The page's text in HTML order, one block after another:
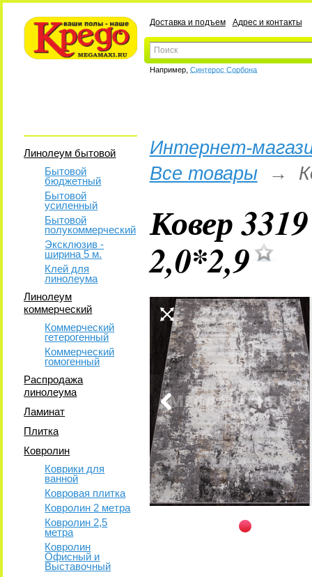
Доставка и подъем Адрес и контакты
Например, Синтерос Сорбона
Линолеум бытовой
Бытовой
бюджетный
Бытовой
усиленный
Бытовой
полукоммерческий
Эксклюзив -
ширина 5 м.
Клей для
линолеума
Линолеум
коммерческий
Коммерческий
гетерогенный
Коммерческий
гомогенный
Распродажа
линолеума
Ламинат
Плитка
Ковролин
Коврики для
ванной
Ковровая плитка
Ковролин 2 метра
Ковролин 2,5
метра
Ковролин
Офисный и
Выставочный
Интернет-
Все товары→
Ковер
2,0*2,9